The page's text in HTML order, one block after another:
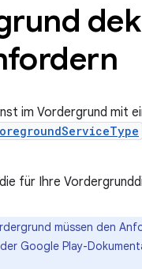
im Vordergrund mit
für Ihre
müssen den
Google Play-